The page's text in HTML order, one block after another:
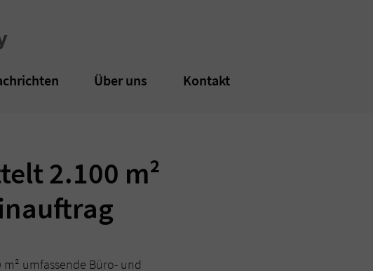
Über uns Kontakt
Über uns Kontakt
2.100 m²
umfassende Büro- und